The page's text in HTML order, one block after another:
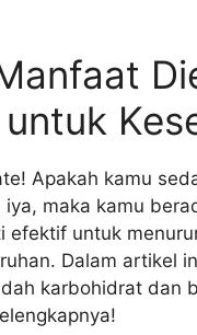
Apakah kamu
maka kamu
efektif untuk
Dalam artikel
karbohidrat dan